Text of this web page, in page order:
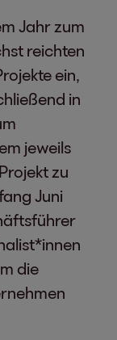
Jahr zum
reichten
ein,
in
jeweils
zu
Juni
die